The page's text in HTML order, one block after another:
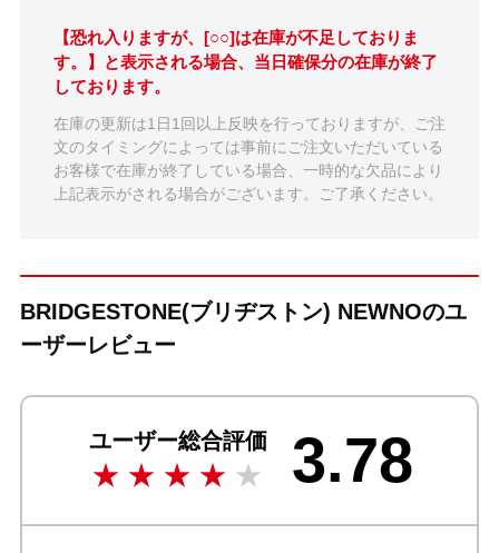
【恐れ入りますが、[○○]は在庫が不足しておりま
す。】と表示される場合、当日確保分の在庫が終了
しております。
在庫の更新は1日1回以上反映を行っておりますが、ご注
文のタイミングによっては事前にご注文いただいている
お客様で在庫が終了している場合、一時的な欠品により
上記表示がされる場合がございます。ご了承ください。
BRIDGESTONE(ブリヂストン) NEWNOのユ
ーザーレビュー
ユーザー総合評価 3.78